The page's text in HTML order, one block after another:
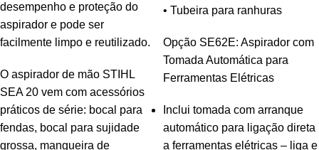
desempenho e proteção do
aspirador e pode ser
facilmente limpo e reutilizado.
O aspirador de mão STIHL
SEA 20 vem com acessórios
práticos de série: bocal para
fendas, bocal para sujidade
grossa, mangueira de
• Tubeira para ranhuras
Opção SE62E: Aspirador com
Tomada Automática para
Ferramentas Elétricas
Inclui tomada com arranque
automático para ligação direta
a ferramentas elétricas – liga e